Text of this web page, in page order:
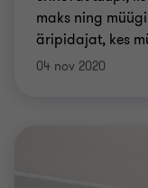
maks ning
äripidajat, kes
04 nov 2020